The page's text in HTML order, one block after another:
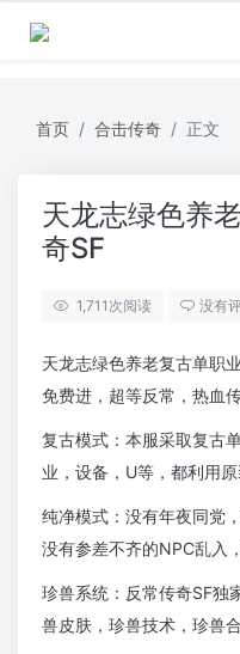
首页 合击传奇 正文
天龙志绿色养
奇SF
1,711 次阅读 没有
天龙志绿色养老复古单职
免费进，超等反常，热血
复古模式：本服采取复古
业，设备，U等，都利用原
纯净模式：没有年夜同党
没有参差不齐的NPC乱入
珍兽系统：反常传奇SF独
兽皮肤，珍兽技术，珍兽